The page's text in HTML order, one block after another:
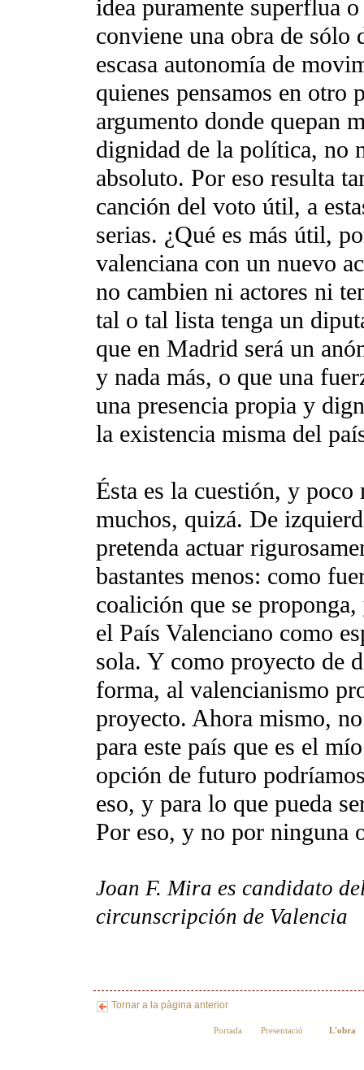
idea puramente superflua
conviene una obra de sólo
escasa autonomía de
quienes pensamos en otro
argumento donde quepan
dignidad de la política, no
absoluto. Por eso resulta
canción del voto útil, a
serias. ¿Qué es más útil,
valenciana con un nuevo
no cambien ni actores ni
tal o tal lista tenga un
que en Madrid será un
y nada más, o que una
una presencia propia y
la existencia misma del
Ésta es la cuestión, y
muchos, quizá. De
pretenda actuar
bastantes menos: como
coalición que se
el País Valenciano como
sola. Y como proyecto de
forma, al valencianismo
proyecto. Ahora mismo,
para este país que es el
opción de futuro
eso, y para lo que pueda
Por eso, y no por ninguna
Joan F. Mira es candidato
circunscripción de Valencia
Tornar a la pàgina anterior
Portada Presentació L'obra